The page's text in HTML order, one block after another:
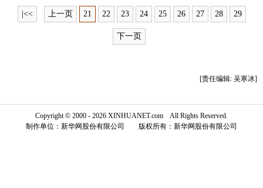
|<< 上一页 21 22 23 24 25 26 27 28 29
下一页
[责任编辑: 吴寒冰]
Copyright © 2000 - 2026 XINHUANET.com All Rights Reserved.
制作单位：新华网股份有限公司 版权所有：新华网股份有限公司